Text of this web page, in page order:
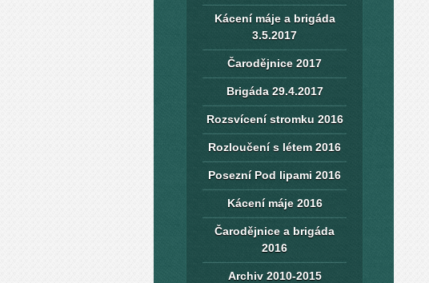
Kácení máje a brigáda
3.5.2017
Čarodějnice 2017
Brigáda 29.4.2017
Rozsvícení stromku 2016
Rozloučení s létem 2016
Posezní Pod lipami 2016
Kácení máje 2016
Čarodějnice a brigáda
2016
Archiv 2010-2015